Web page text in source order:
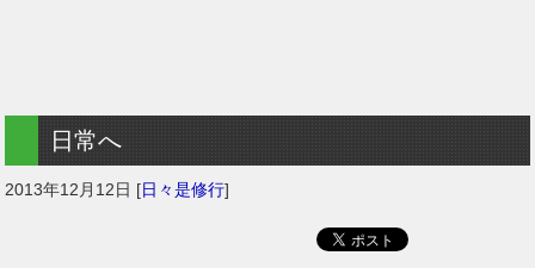
日常へ
2013年12月12日 [日々是修行]